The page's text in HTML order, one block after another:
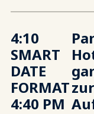
4:10
SMART
DATE
FORMAT
4:40 PM